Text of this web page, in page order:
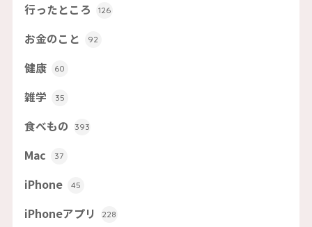
行ったところ 126
お金のこと 92
健康 60
雑学 35
食べもの 393
Mac 37
iPhone 45
iPhoneアプリ 228